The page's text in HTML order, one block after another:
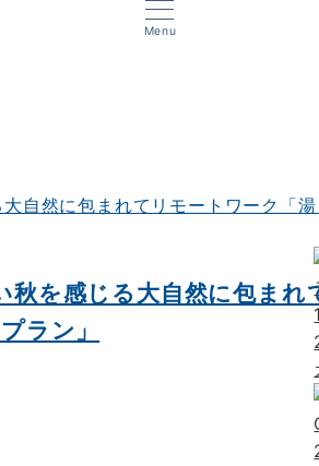
Menu
秋を感じる大自然に包まれ
ラン」
1